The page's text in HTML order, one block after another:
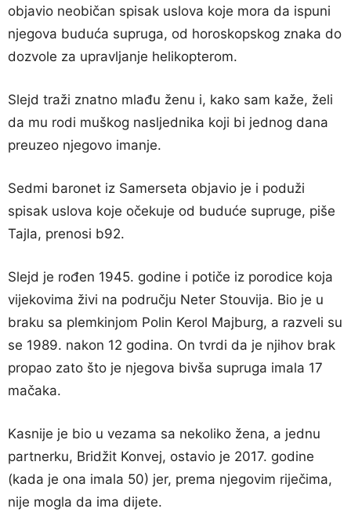
objavio neobičan spisak uslova koje mora da ispuni
njegova buduća supruga, od horoskopskog znaka do
dozvole za upravljanje helikopterom.
Slejd traži znatno mlađu ženu i, kako sam kaže, želi
da mu rodi muškog nasljednika koji bi jednog dana
preuzeo njegovo imanje.
Sedmi baronet iz Samerseta objavio je i poduži
spisak uslova koje očekuje od buduće supruge, piše
Tajla, prenosi b92.
Slejd je rođen 1945. godine i potiče iz porodice koja
vijekovima živi na području Neter Stouvija. Bio je u
braku sa plemkinjom Polin Kerol Majburg, a razveli su
se 1989. nakon 12 godina. On tvrdi da je njihov brak
propao zato što je njegova bivša supruga imala 17
mačaka.
Kasnije je bio u vezama sa nekoliko žena, a jednu
partnerku, Bridžit Konvej, ostavio je 2017. godine
(kada je ona imala 50) jer, prema njegovim riječima,
nije mogla da ima dijete.